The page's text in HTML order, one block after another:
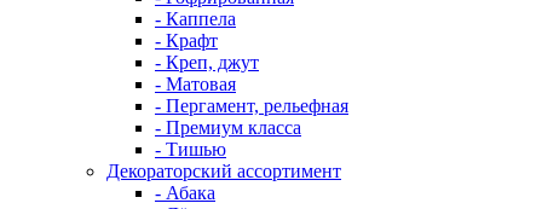
- Каппела
- Крафт
- Креп, джут
- Матовая
- Пергамент, рельефная
- Премиум класса
- Тишью
Декораторский ассортимент
- Абака